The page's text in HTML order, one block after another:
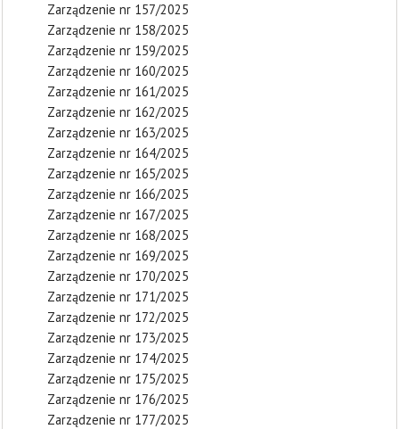
Zarządzenie nr 157/2025
Zarządzenie nr 158/2025
Zarządzenie nr 159/2025
Zarządzenie nr 160/2025
Zarządzenie nr 161/2025
Zarządzenie nr 162/2025
Zarządzenie nr 163/2025
Zarządzenie nr 164/2025
Zarządzenie nr 165/2025
Zarządzenie nr 166/2025
Zarządzenie nr 167/2025
Zarządzenie nr 168/2025
Zarządzenie nr 169/2025
Zarządzenie nr 170/2025
Zarządzenie nr 171/2025
Zarządzenie nr 172/2025
Zarządzenie nr 173/2025
Zarządzenie nr 174/2025
Zarządzenie nr 175/2025
Zarządzenie nr 176/2025
Zarządzenie nr 177/2025